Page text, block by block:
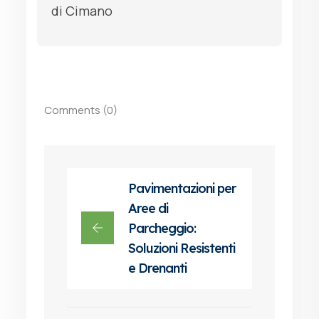
di Cimano
Comments (0)
Pavimentazioni per
Aree di
Parcheggio:
Soluzioni Resistenti
e Drenanti